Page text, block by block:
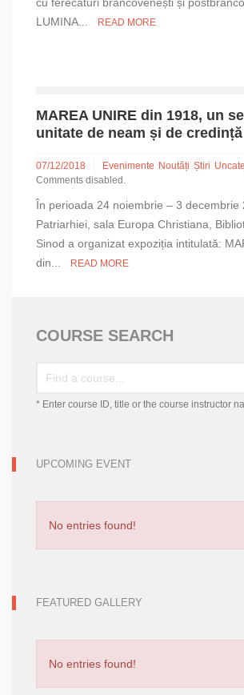
LUMINA...
READ MORE
MAREA UNIRE din 1918, un
unitate de neam și de credință
07/12/2018 Evenimente Noutăți Știri
Comments disabled.
În perioada 24 noiembrie – 3 decembrie
Patriarhiei, sala Europa Christiana,
Sinod a organizat expoziția intitulată:
din...
READ MORE
COURSE SEARCH
* Enter course ID, title or the course instructor
UPCOMING EVENT
No entries found!
FEATURED GALLERY
No entries found!